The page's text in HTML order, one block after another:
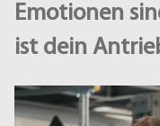
Emotionen
ist dein